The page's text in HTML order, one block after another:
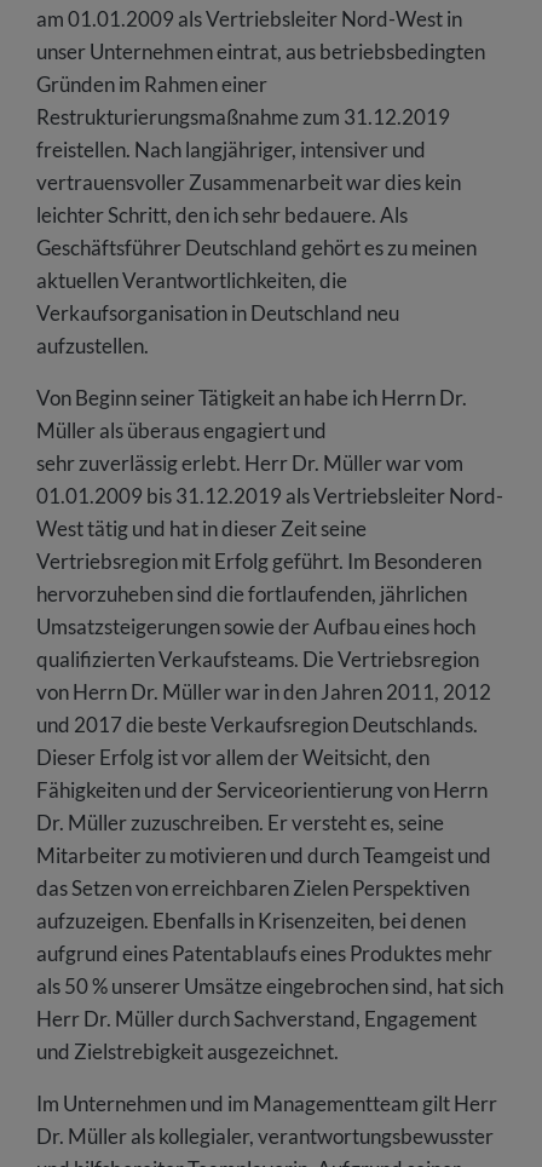
am 01.01.2009 als Vertriebsleiter Nord-West in
unser Unternehmen eintrat, aus betriebsbedingten
Gründen im Rahmen einer
Restrukturierungsmaßnahme zum 31.12.2019
freistellen. Nach langjähriger, intensiver und
vertrauensvoller Zusammenarbeit war dies kein
leichter Schritt, den ich sehr bedauere. Als
Geschäftsführer Deutschland gehört es zu meinen
aktuellen Verantwortlichkeiten, die
Verkaufsorganisation in Deutschland neu
aufzustellen.
Von Beginn seiner Tätigkeit an habe ich Herrn Dr.
Müller als überaus engagiert und
sehr zuverlässig erlebt. Herr Dr. Müller war vom
01.01.2009 bis 31.12.2019 als Vertriebsleiter Nord-
West tätig und hat in dieser Zeit seine
Vertriebsregion mit Erfolg geführt. Im Besonderen
hervorzuheben sind die fortlaufenden, jährlichen
Umsatzsteigerungen sowie der Aufbau eines hoch
qualifizierten Verkaufsteams. Die Vertriebsregion
von Herrn Dr. Müller war in den Jahren 2011, 2012
und 2017 die beste Verkaufsregion Deutschlands.
Dieser Erfolg ist vor allem der Weitsicht, den
Fähigkeiten und der Serviceorientierung von Herrn
Dr. Müller zuzuschreiben. Er versteht es, seine
Mitarbeiter zu motivieren und durch Teamgeist und
das Setzen von erreichbaren Zielen Perspektiven
aufzuzeigen. Ebenfalls in Krisenzeiten, bei denen
aufgrund eines Patentablaufs eines Produktes mehr
als 50 % unserer Umsätze eingebrochen sind, hat sich
Herr Dr. Müller durch Sachverstand, Engagement
und Zielstrebigkeit ausgezeichnet.
Im Unternehmen und im Managementteam gilt Herr
Dr. Müller als kollegialer, verantwortungsbewusster